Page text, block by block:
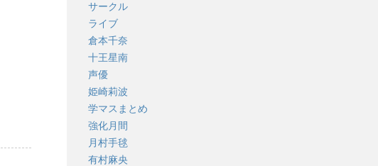
サークル
ライブ
倉本千奈
十王星南
声優
姫崎莉波
学マスまとめ
強化月間
月村手毬
有村麻央